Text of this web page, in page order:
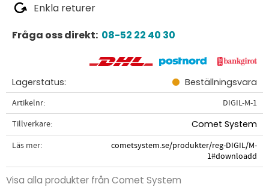
Enkla returer
Fråga oss direkt: 08-52 22 40 30
Lagerstatus Beställningsvara
Artikelnr
DIGIL-M-1
Tillverkare
Comet System
Läs mer
cometsystem.se/produkter/reg-DIGIL/M-
1#downloadd
Visa alla produkter från Comet System